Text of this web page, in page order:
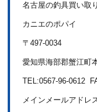
名古屋の釣具買い取
カニエのポパイ
〒497-0034
愛知県海部郡蟹江町
TEL:0567-96-0612
メインメールアドレ